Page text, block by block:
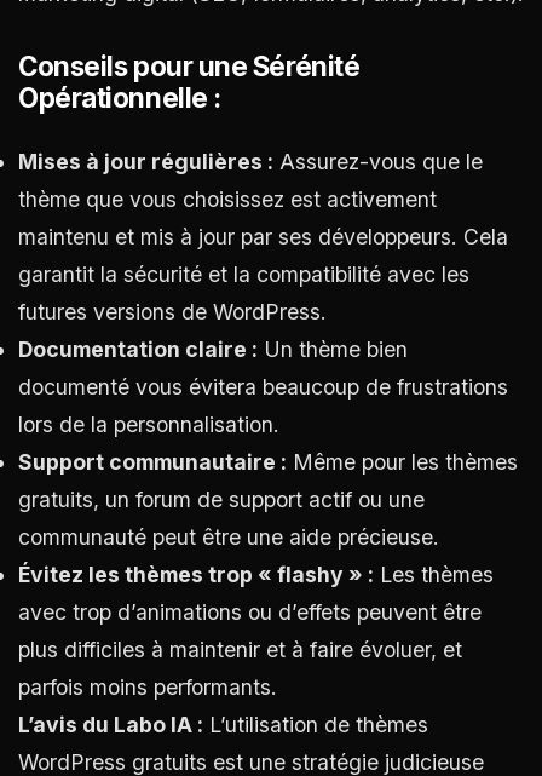
Conseils pour une Sérénité
Opérationnelle :
Mises à jour régulières : Assurez-vous que le
thème que vous choisissez est activement
maintenu et mis à jour par ses développeurs. Cela
garantit la sécurité et la compatibilité avec les
futures versions de WordPress.
Documentation claire : Un thème bien
documenté vous évitera beaucoup de frustrations
lors de la personnalisation.
Support communautaire : Même pour les thèmes
gratuits, un forum de support actif ou une
communauté peut être une aide précieuse.
Évitez les thèmes trop « flashy » : Les thèmes
avec trop d’animations ou d’effets peuvent être
plus difficiles à maintenir et à faire évoluer, et
parfois moins performants.
L’avis du Labo IA : L’utilisation de thèmes
WordPress gratuits est une stratégie judicieuse